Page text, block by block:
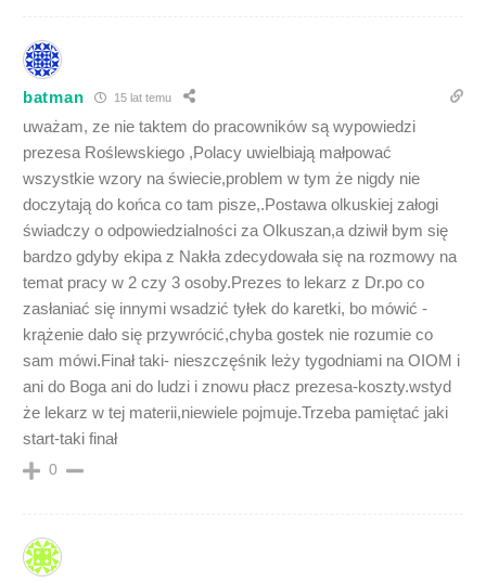
batman 15 lat temu
uważam, ze nie taktem do pracowników są wypowiedzi
prezesa Roślewskiego ,Polacy uwielbiają małpować
wszystkie wzory na świecie,problem w tym że nigdy nie
doczytają do końca co tam pisze,.Postawa olkuskiej załogi
świadczy o odpowiedzialności za Olkuszan,a dziwił bym się
bardzo gdyby ekipa z Nakła zdecydowała się na rozmowy na
temat pracy w 2 czy 3 osoby.Prezes to lekarz z Dr.po co
zasłaniać się innymi wsadzić tyłek do karetki, bo mówić -
krążenie dało się przywrócić,chyba gostek nie rozumie co
sam mówi.Finał taki- nieszczęśnik leży tygodniami na OIOM i
ani do Boga ani do ludzi i znowu płacz prezesa-koszty.wstyd
że lekarz w tej materii,niewiele pojmuje.Trzeba pamiętać jaki
start-taki finał
0